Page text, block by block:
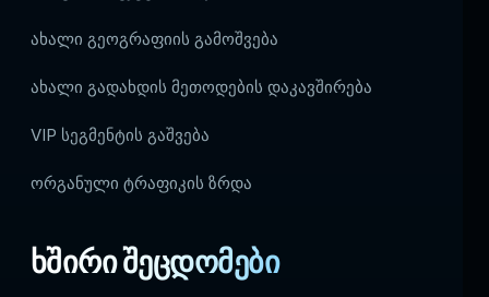
ახალი გეოგრაფიის გამოშვება
ახალი გადახდის მეთოდების დაკავშირება
VIP სეგმენტის გაშვება
ორგანული ტრაფიკის ზრდა
ხშირი შეცდომები